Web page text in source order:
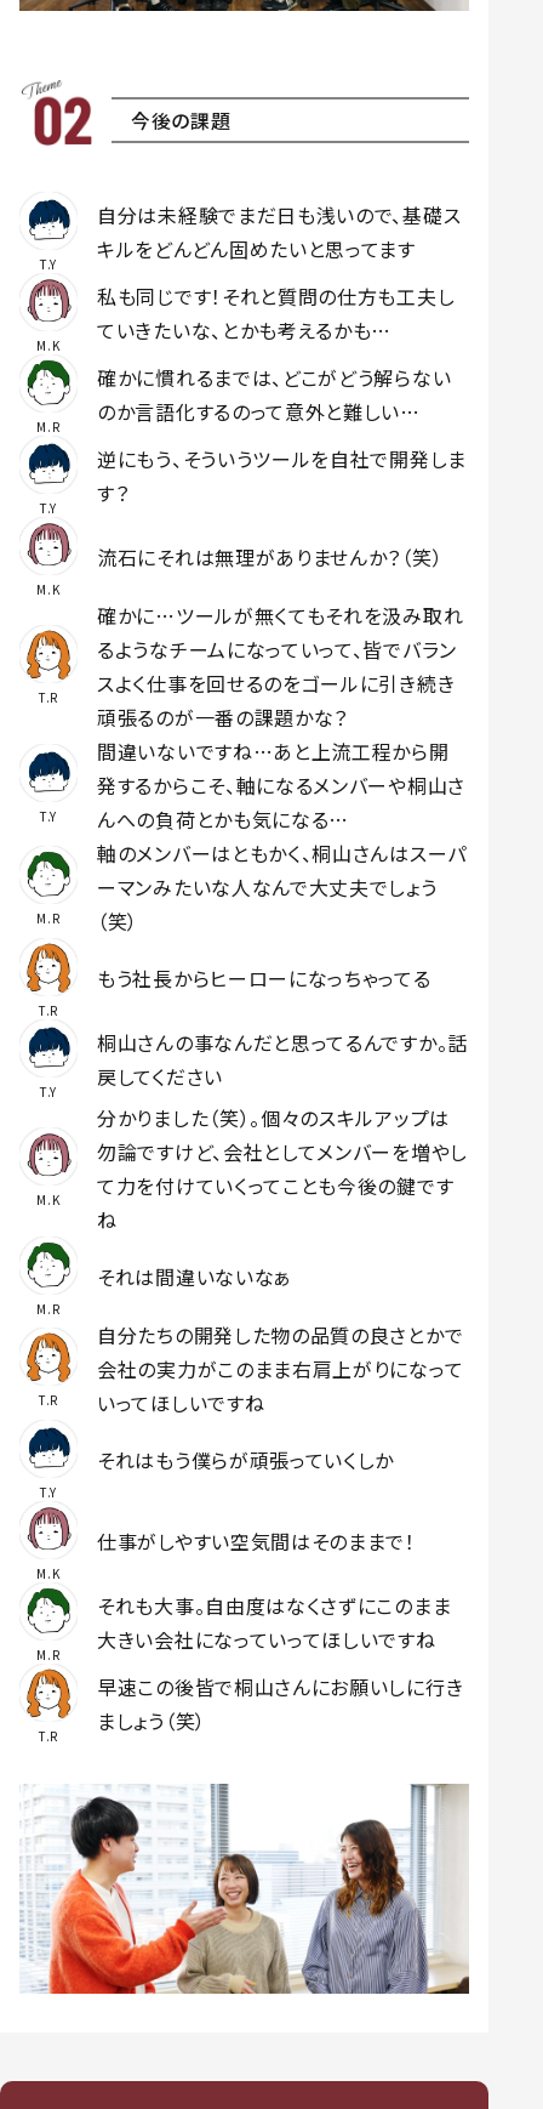
今後の課題
T.Y
自分は未経験でまだ日も浅いので、基礎ス
キルをどんどん固めたいと思ってます
M.K
私も同じです！それと質問の仕方も工夫し
ていきたいな、とかも考えるかも…
M.R
確かに慣れるまでは、どこがどう解らない
のか言語化するのって意外と難しい…
T.Y
逆にもう、そういうツールを自社で開発しま
す？
M.K
流石にそれは無理がありませんか？（笑）
T.R
確かに…ツールが無くてもそれを汲み取れ
るようなチームになっていって、皆でバラン
スよく仕事を回せるのをゴールに引き続き
頑張るのが一番の課題かな？
T.Y
間違いないですね…あと上流工程から開
発するからこそ、軸になるメンバーや桐山さ
んへの負荷とかも気になる…
M.R
軸のメンバーはともかく、桐山さんはスーパ
ーマンみたいな人なんで大丈夫でしょう
（笑）
T.R
もう社長からヒーローになっちゃってる
T.Y
桐山さんの事なんだと思ってるんですか。話
戻してください
M.K
分かりました（笑）。個々のスキルアップは
勿論ですけど、会社としてメンバーを増やし
て力を付けていくってことも今後の鍵です
ね
M.R
それは間違いないなぁ
T.R
自分たちの開発した物の品質の良さとかで
会社の実力がこのまま右肩上がりになって
いってほしいですね
T.Y
それはもう僕らが頑張っていくしか
M.K
仕事がしやすい空気間はそのままで！
M.R
それも大事。自由度はなくさずにこのまま
大きい会社になっていってほしいですね
T.R
早速この後皆で桐山さんにお願いしに行き
ましょう（笑）